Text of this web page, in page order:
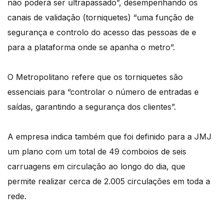
não poderá ser ultrapassado”, desempenhando os
canais de validação (torniquetes) “uma função de
segurança e controlo do acesso das pessoas de e
para a plataforma onde se apanha o metro”.
O Metropolitano refere que os torniquetes são
essenciais para “controlar o número de entradas e
saídas, garantindo a segurança dos clientes”.
A empresa indica também que foi definido para a JMJ
um plano com um total de 49 comboios de seis
carruagens em circulação ao longo do dia, que
permite realizar cerca de 2.005 circulações em toda a
rede.